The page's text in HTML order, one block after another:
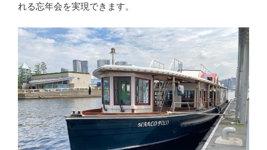
れる忘年会を実現できます。